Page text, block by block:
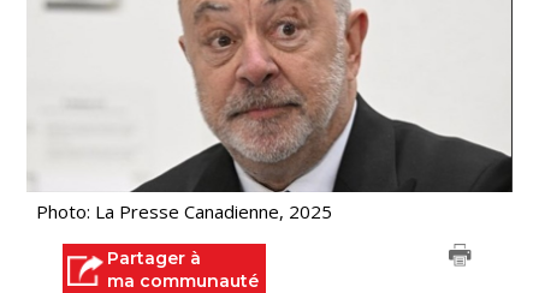
Photo: La Presse Canadienne, 2025
Partager à
ma communauté